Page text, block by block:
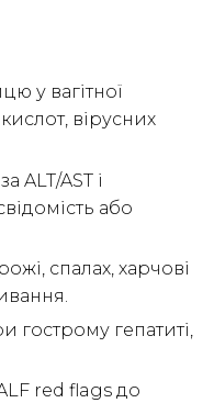
у вагітної
вірусних
ALT/AST і
або
спалах, харчові
гострому гепатиті,
red flags до